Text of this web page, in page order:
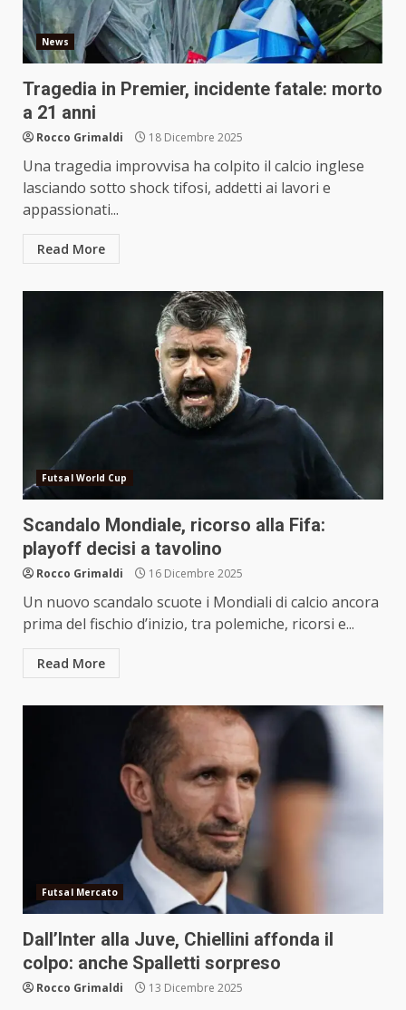
News
Tragedia in Premier, incidente fatale: morto
a 21 anni
Rocco Grimaldi 18 Dicembre 2025
Una tragedia improvvisa ha colpito il calcio inglese
lasciando sotto shock tifosi, addetti ai lavori e
appassionati...
Read More
Futsal World Cup
Scandalo Mondiale, ricorso alla Fifa:
playoff decisi a tavolino
Rocco Grimaldi 16 Dicembre 2025
Un nuovo scandalo scuote i Mondiali di calcio ancora
prima del fischio d’inizio, tra polemiche, ricorsi e...
Read More
Futsal Mercato
Dall’Inter alla Juve, Chiellini affonda il
colpo: anche Spalletti sorpreso
Rocco Grimaldi 13 Dicembre 2025